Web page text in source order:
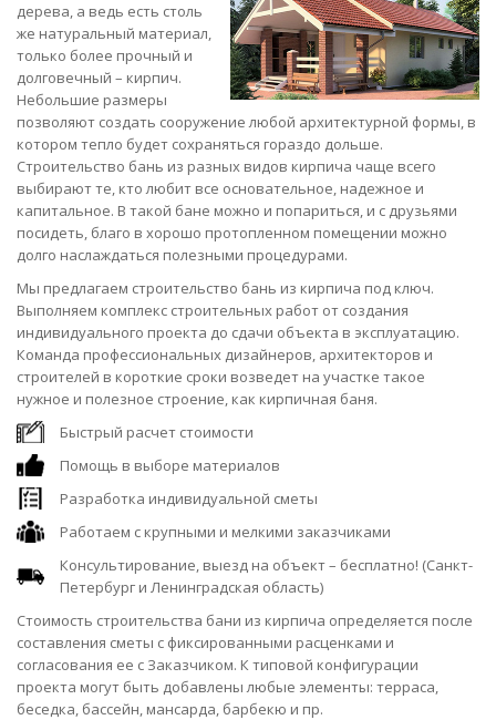
дерева, а ведь есть столь
же натуральный материал,
только более прочный и
долговечный – кирпич.
Небольшие размеры
позволяют создать сооружение любой архитектурной формы, в
котором тепло будет сохраняться гораздо дольше.
Строительство бань из разных видов кирпича чаще всего
выбирают те, кто любит все основательное, надежное и
капитальное. В такой бане можно и попариться, и с друзьями
посидеть, благо в хорошо протопленном помещении можно
долго наслаждаться полезными процедурами.
Мы предлагаем строительство бань из кирпича под ключ.
Выполняем комплекс строительных работ от создания
индивидуального проекта до сдачи объекта в эксплуатацию.
Команда профессиональных дизайнеров, архитекторов и
строителей в короткие сроки возведет на участке такое
нужное и полезное строение, как кирпичная баня.
Быстрый расчет стоимости
Помощь в выборе материалов
Разработка индивидуальной сметы
Работаем с крупными и мелкими заказчиками
Консультирование, выезд на объект – бесплатно! (Санкт-
Петербург и Ленинградская область)
Стоимость строительства бани из кирпича определяется после
составления сметы с фиксированными расценками и
согласования ее с Заказчиком. К типовой конфигурации
проекта могут быть добавлены любые элементы: терраса,
беседка, бассейн, мансарда, барбекю и пр.